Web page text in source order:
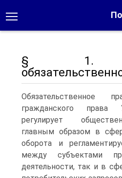
§ 1.
Обязательственное
гражданского права
регулирует
главным образом в
оборота и
между субъектами
деятельности, так и в